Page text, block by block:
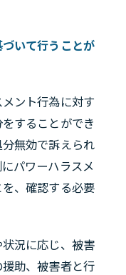
いて行うことが
ント行為に対す
することができ
無効で訴えられ
パワーハラスメ
、確認する必要
況に応じ、被害
助、被害者と行